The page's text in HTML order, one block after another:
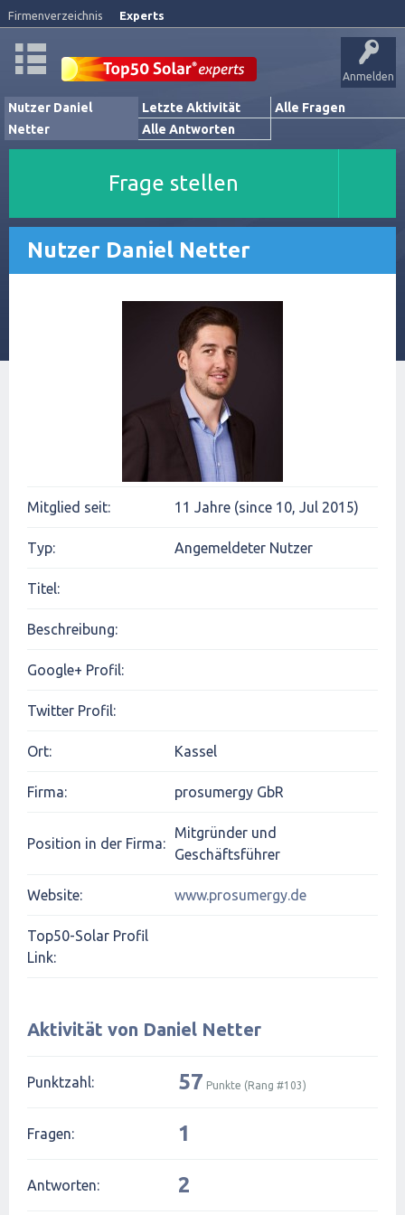
Firmenverzeichnis Experts
Anmelden
Nutzer Daniel
Netter
Letzte Aktivität
Alle Fragen
Alle Antworten
Frage stellen
Nutzer Daniel Netter
Mitglied seit: 11 Jahre (since 10, Jul 2015)
Typ: Angemeldeter Nutzer
Titel:
Beschreibung:
Google+ Profil:
Twitter Profil:
Ort: Kassel
Firma: prosumergy GbR
Position in der Firma:
Mitgründer und
Geschäftsführer
Website: www.prosumergy.de
Top50-Solar Profil
Link:
Aktivität von Daniel Netter
Punktzahl: 57 Punkte (Rang #103)
Fragen: 1
Antworten: 2